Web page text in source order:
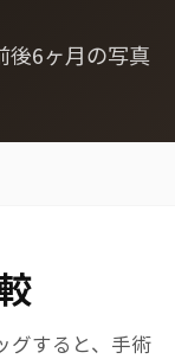
後6ヶ月の写真
グすると、手術